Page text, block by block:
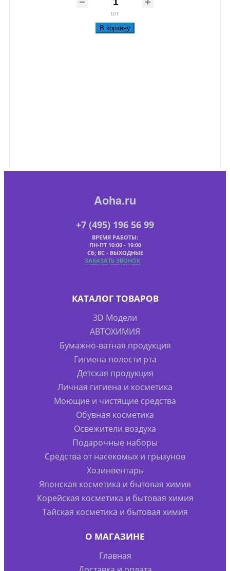
шт
В корзину
Aoha.ru
+7 (495) 196 56 99
ВРЕМЯ РАБОТЫ:
ПН-ПТ 10:00 - 19:00
СБ; ВС - ВЫХОДНЫЕ
ЗАКАЗАТЬ ЗВОНОК
КАТАЛОГ ТОВАРОВ
3D Модели
АВТОХИМИЯ
Бумажно-ватная продукция
Гигиена полости рта
Детская продукция
Личная гигиена и косметика
Моющие и чистящие средства
Обувная косметика
Освежители воздуха
Подарочные наборы
Средства от насекомых и грызунов
Хозинвентарь
Японская косметика и бытовая химия
Корейская косметика и бытовая химия
Тайская косметика и бытовая химия
О МАГАЗИНЕ
Главная